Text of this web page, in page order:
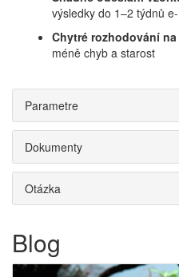
výsledky do 1–2 týdnů
Chytré rozhodování
méně chyb a starost
Parametre
Dokumenty
Otázka
Blog